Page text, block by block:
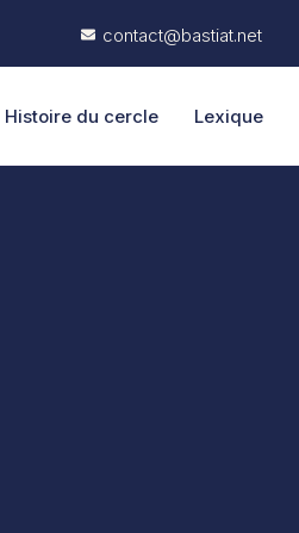
contact@bastiat.net
Histoire du cercle Lexique